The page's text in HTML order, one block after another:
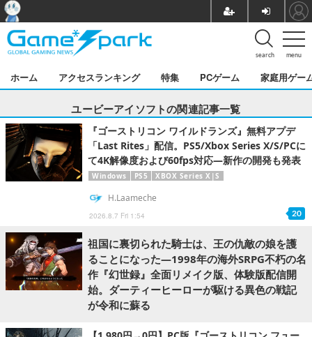
menu
search
ホーム アクセスランキング 特集 PCゲーム 家庭用ゲー
ユービーアイソフトの関連記事一覧
『ゴーストリコン ワイルドランズ』無料アプデ
「Last Rites」配信。PS5/Xbox Series X/S/PCに
て4K解像度および60fps対応―新作の開発も発表
Windows PS5 XBOX Series X|S
2026.8.7 Fri 1:54
H.Laameche
20
祖国に裏切られた騎士は、王の仇敵の娘を護
ることになった―1998年の海外SRPG不朽の名
作『幻世録』全面リメイク版、体験版配信開
始。ダーティーヒーローが駆ける異色の戦記
が令和に蘇る